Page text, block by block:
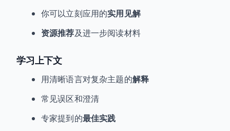
你可以立刻应用的实用见解
资源推荐及进一步阅读材料
学习上下文
用清晰语言对复杂主题的解释
常见误区和澄清
专家提到的最佳实践